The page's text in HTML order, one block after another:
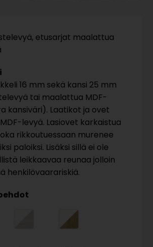
etusarjat maalattua
16 mm sekä kansi 25 mm
tai maalattua MDF-
kansiväri). Laatikot ja ovet
levyä. Lasiovet karkaistua
rikkoutuessaan murenee
paloiksi. Lisäksi sillä ei ole
leikkaavaa reunaa jolloin
henkilövaarariskiä.